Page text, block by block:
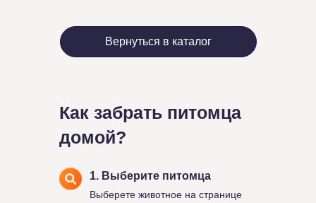
Вернуться в каталог
Как забрать питомца
домой?
1. Выберите питомца
Выберете животное на странице